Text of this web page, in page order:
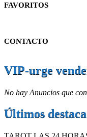
FAVORITOS
CONTACTO
VIP-urge
No hay Anuncios que
Últimos